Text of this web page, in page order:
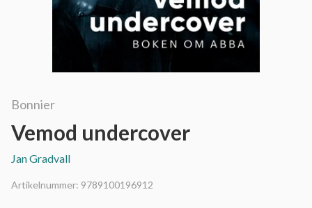
Bonnier
Vemod undercover
Jan Gradvall
Artikelnummer: 9789100196912